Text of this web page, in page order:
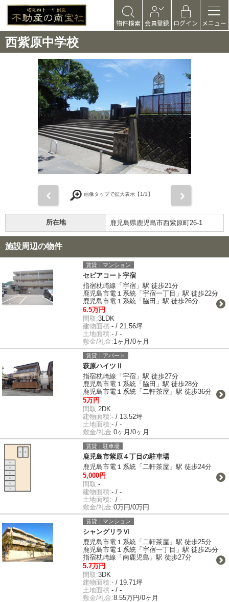
物件検索 会員登録 ログイン メニュー
西紫原中学校
画像タップで拡大表示【1/1】
所在地 鹿児島県鹿児島市西紫原町26-1
施設周辺の物件
賃貸｜マンション
セピアコート宇宿
指宿枕崎線「宇宿」駅 徒歩21分
鹿児島市電１系統「宇宿一丁目」駅 徒歩22分
鹿児島市電１系統「脇田」駅 徒歩26分
6.5万円
間取:3LDK
建物面積:- / 21.56坪
土地面積:- / -
敷金/礼金:1ヶ月/0ヶ月
賃貸｜アパート
萩原ハイツⅡ
指宿枕崎線「宇宿」駅 徒歩27分
鹿児島市電１系統「脇田」駅 徒歩28分
鹿児島市電１系統「二軒茶屋」駅 徒歩36分
5万円
間取:2DK
建物面積:- / 13.52坪
土地面積:- / -
敷金/礼金:0ヶ月/0ヶ月
賃貸｜駐車場
鹿児島市紫原４丁目の駐車場
鹿児島市電１系統「二軒茶屋」駅 徒歩24分
5,000円
間取:-
建物面積:- / -
土地面積:- / -
敷金/礼金:0万円/0万円
賃貸｜マンション
シャングリラⅥ
鹿児島市電１系統「二軒茶屋」駅 徒歩25分
鹿児島市電１系統「宇宿一丁目」駅 徒歩25分
指宿枕崎線「南鹿児島」駅 徒歩27分
5.7万円
間取:3DK
建物面積:- / 19.71坪
土地面積:- / -
敷金/礼金:8.55万円/0ヶ月